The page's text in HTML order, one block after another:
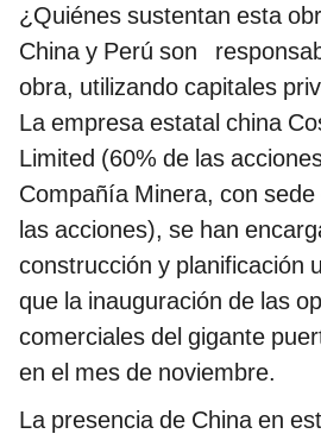
¿Quiénes sustentan esta
China y Perú son
obra, utilizando capitales
La empresa estatal china
Limited (60% de las
Compañía Minera, con
las acciones), se han
construcción y planificación
que la inauguración de las
comerciales del gigante
en el mes de noviembre.
La presencia de China en